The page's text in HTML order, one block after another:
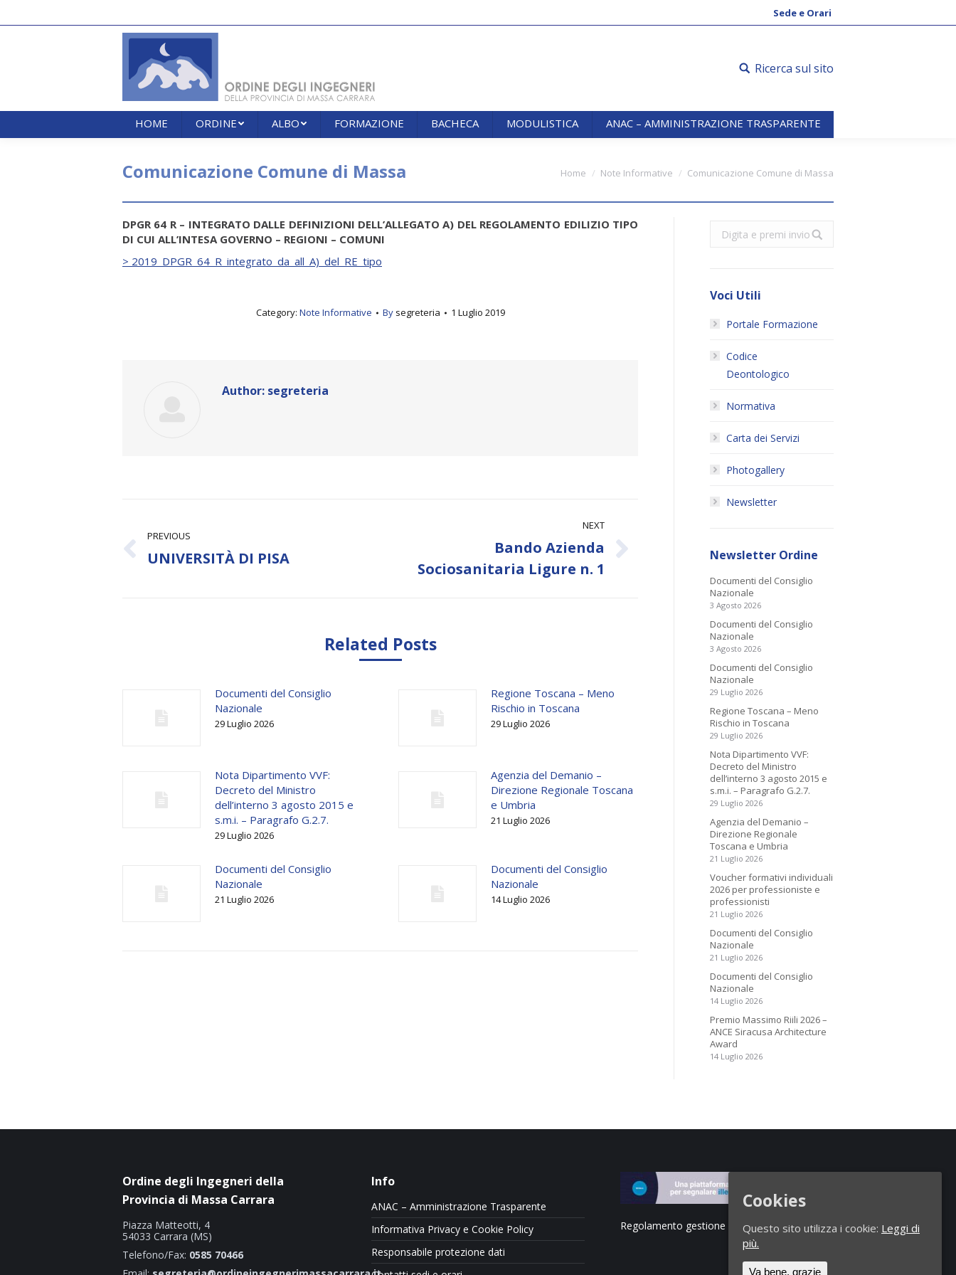
Sede e Orari
Ricerca sul sito
HOME ORDINE ALBO FORMAZIONE BACHECA MODULISTICA ANAC – AMMINISTRAZIONE TRASPARENTE
Comunicazione Comune di Massa Home Note Informative Comunicazione Comune di Massa
DPGR 64 R – INTEGRATO DALLE DEFINIZIONI DELL’ALLEGATO A) DEL REGOLAMENTO EDILIZIO TIPO
DI CUI ALL’INTESA GOVERNO – REGIONI – COMUNI
> 2019_DPGR_64_R_integrato_da_all_A)_del_RE_tipo
Category: Note Informative By segreteria 1 Luglio 2019
Author: segreteria
navigation
PREVIOUS
Previous
UNIVERSITÀ DI PISA
NEXT
post:
Bando Azienda
Sociosanitaria Ligure n. 1
Related Posts
Documenti del Consiglio
Nazionale
29 Luglio 2026
Regione Toscana – Meno
Rischio in Toscana
29 Luglio 2026
Nota Dipartimento VVF:
Decreto del Ministro
dell’interno 3 agosto 2015 e
s.m.i. – Paragrafo G.2.7.
29 Luglio 2026
Agenzia del Demanio –
Direzione Regionale Toscana
e Umbria
21 Luglio 2026
Documenti del Consiglio
Nazionale
21 Luglio 2026
Documenti del Consiglio
Nazionale
14 Luglio 2026
Search:
Voci Utili
Portale Formazione
Codice
Deontologico
Normativa
Carta dei Servizi
Photogallery
Newsletter
Newsletter Ordine
Documenti del Consiglio
Nazionale
3 Agosto 2026
Documenti del Consiglio
Nazionale
3 Agosto 2026
Documenti del Consiglio
Nazionale
29 Luglio 2026
Regione Toscana – Meno
Rischio in Toscana
29 Luglio 2026
Nota Dipartimento VVF:
Decreto del Ministro
dell’interno 3 agosto 2015 e
s.m.i. – Paragrafo G.2.7.
29 Luglio 2026
Agenzia del Demanio –
Direzione Regionale
Toscana e Umbria
21 Luglio 2026
Voucher formativi individuali
2026 per professioniste e
professionisti
21 Luglio 2026
Documenti del Consiglio
Nazionale
21 Luglio 2026
Documenti del Consiglio
Nazionale
14 Luglio 2026
Premio Massimo Riili 2026 –
ANCE Siracusa Architecture
Award
14 Luglio 2026
Ordine degli Ingegneri della
Provincia di Massa Carrara
Piazza Matteotti, 4
54033 Carrara (MS)
Telefono/Fax: 0585 70466
Info
ANAC – Amministrazione Trasparente
Informativa Privacy e Cookie Policy
Responsabile protezione dati
Regolamento gestione segnalazioni di illeciti
Cookies
Questo sito utilizza i cookie: Leggi di
più.
Va bene, grazie
ANAC – AMMINISTRAZIONE TRASPARENTE